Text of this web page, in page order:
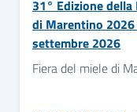
31° Edizione
di Marentino
settembre 2026
Fiera del miele di